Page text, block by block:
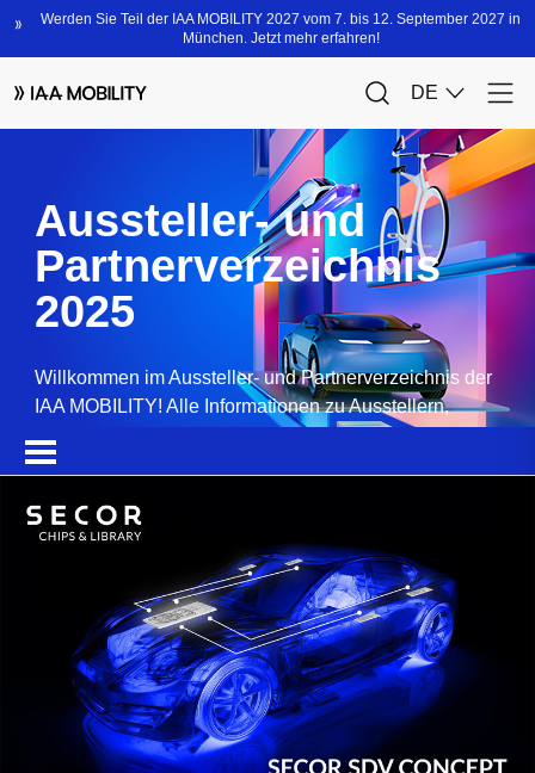
Aussteller- und
Partnerverzeichnis
2025
Willkommen im Aussteller- und Partnerverzeichnis der
IAA MOBILITY! Alle Informationen zu Ausstellern,